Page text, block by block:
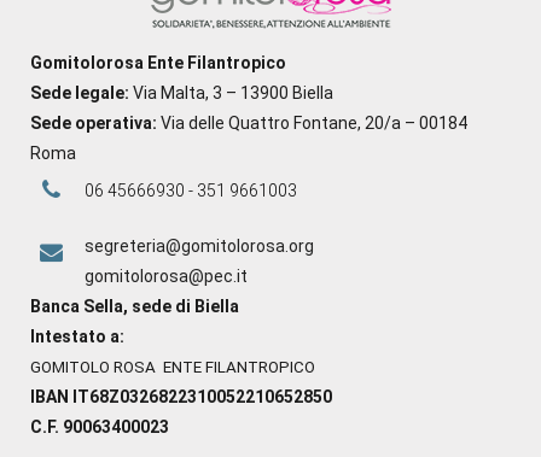
Gomitolorosa Ente Filantropico
Sede legale: Via Malta, 3 – 13900 Biella
Sede operativa: Via delle Quattro Fontane, 20/a – 00184
Roma
06 45666930 - 351 9661003
segreteria@gomitolorosa.org
gomitolorosa@pec.it
Banca Sella, sede di Biella
Intestato a:
GOMITOLO ROSA ENTE FILANTROPICO
IBAN IT68Z0326822310052210652850
C.F. 90063400023